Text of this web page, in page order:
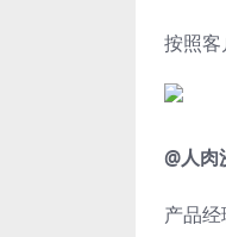
按照客
@人肉
产品